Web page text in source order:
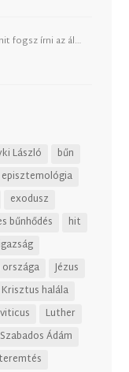
fogsz írni az ál…
László
bűn
episztemológia
exodusz
bűnhődés
hit
igazság
Jézus
Krisztus halála
Luther
Szabados Ádám
teremtés